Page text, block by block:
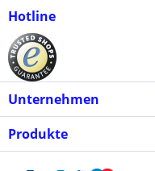
Hotline
Unternehmen
Produkte